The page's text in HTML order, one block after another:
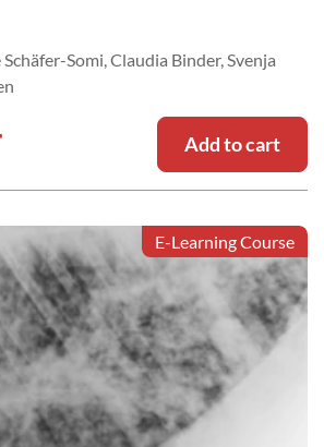
Gesundheitskontrolle
Schäfer-Somi, Claudia Binder, Svenja
Add to cart
E-Learning Course